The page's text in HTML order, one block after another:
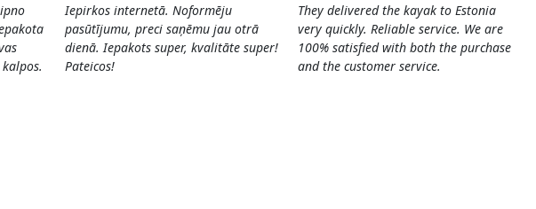
Iepirkos internetā. Noformēju
pasūtījumu, preci saņēmu jau otrā
dienā. Iepakots super, kvalitāte super!
Pateicos!
They delivered the kayak to Estonia
very quickly. Reliable service. We are
100% satisfied with both the purchase
and the customer service.